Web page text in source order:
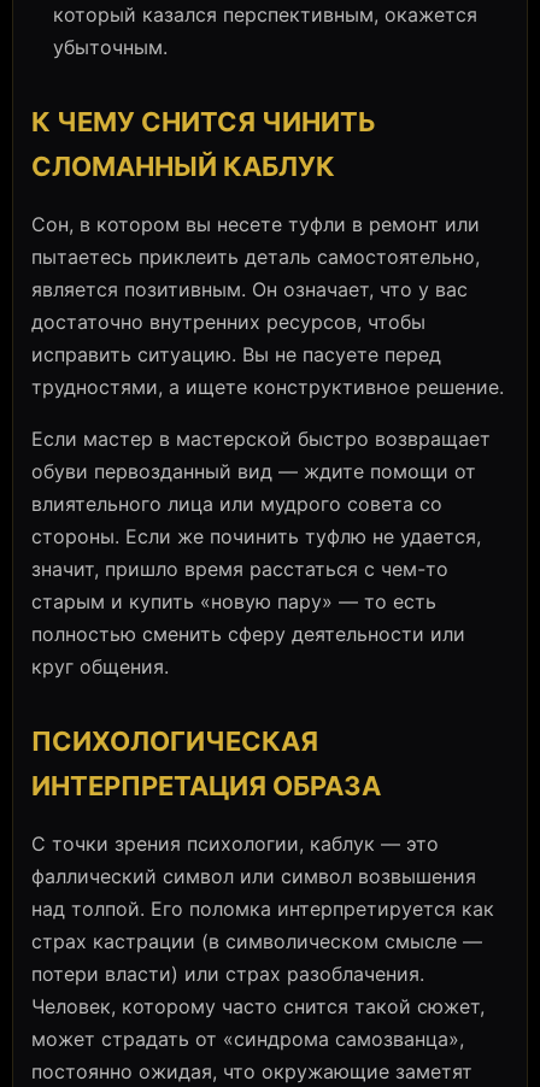
который казался перспективным, окажется
убыточным.
К ЧЕМУ СНИТСЯ ЧИНИТЬ
СЛОМАННЫЙ КАБЛУК
Сон, в котором вы несете туфли в ремонт или
пытаетесь приклеить деталь самостоятельно,
является позитивным. Он означает, что у вас
достаточно внутренних ресурсов, чтобы
исправить ситуацию. Вы не пасуете перед
трудностями, а ищете конструктивное решение.
Если мастер в мастерской быстро возвращает
обуви первозданный вид — ждите помощи от
влиятельного лица или мудрого совета со
стороны. Если же починить туфлю не удается,
значит, пришло время расстаться с чем-то
старым и купить «новую пару» — то есть
полностью сменить сферу деятельности или
круг общения.
ПСИХОЛОГИЧЕСКАЯ
ИНТЕРПРЕТАЦИЯ ОБРАЗА
С точки зрения психологии, каблук — это
фаллический символ или символ возвышения
над толпой. Его поломка интерпретируется как
страх кастрации (в символическом смысле —
потери власти) или страх разоблачения.
Человек, которому часто снится такой сюжет,
может страдать от «синдрома самозванца»,
постоянно ожидая, что окружающие заметят